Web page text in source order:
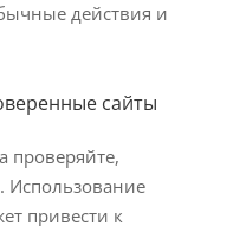
действия и
сайты
проверяйте,
Использование
привести к